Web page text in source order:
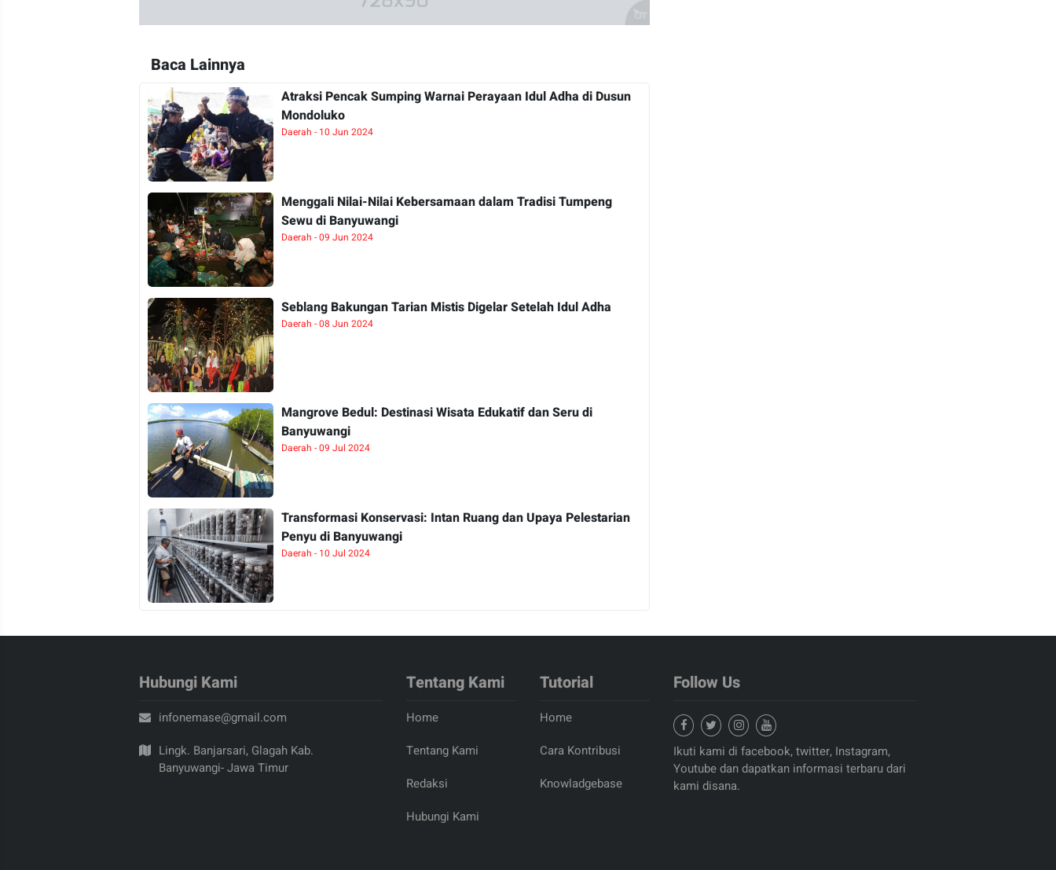
Baca Lainnya
Atraksi Pencak Sumping Warnai Perayaan Idul Adha di Dusun
Mondoluko
Daerah - 10 Jun 2024
Menggali Nilai-Nilai Kebersamaan dalam Tradisi Tumpeng
Sewu di Banyuwangi
Daerah - 09 Jun 2024
Seblang Bakungan Tarian Mistis Digelar Setelah Idul Adha
Daerah - 08 Jun 2024
Mangrove Bedul: Destinasi Wisata Edukatif dan Seru di
Banyuwangi
Daerah - 09 Jul 2024
Transformasi Konservasi: Intan Ruang dan Upaya Pelestarian
Penyu di Banyuwangi
Daerah - 10 Jul 2024
Hubungi Kami
infonemase@gmail.com
Lingk. Banjarsari, Glagah Kab.
Banyuwangi- Jawa Timur
Tentang Kami
Home
Tentang Kami
Redaksi
Hubungi Kami
Tutorial
Home
Cara Kontribusi
Knowladgebase
Follow Us
Ikuti kami di facebook, twitter, Instagram,
Youtube dan dapatkan informasi terbaru dari
kami disana.